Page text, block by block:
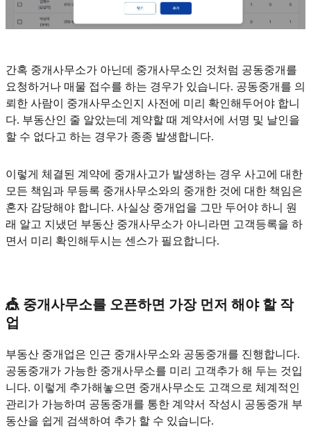
간혹 중개사무소가 아닌데 중개사무소인 것처럼 공동중개를
요청하거나 매물 접수를 하는 경우가 있습니다. 공동중개를 의
뢰한 사람이 중개사무소인지 사전에 미리 확인해두어야 합니
다. 부동산인 줄 알았는데 계약할 때 계약서에 서명 및 날인을
할 수 없다고 하는 경우가 종종 발생합니다.
이렇게 체결된 계약에 중개사고가 발생하는 경우 사고에 대한
모든 책임과 무등록 중개사무소와의 중개한 것에 대한 책임은
혼자 감당해야 합니다. 사실상 중개업을 그만 두어야 하니 원
래 알고 지냈던 부동산 중개사무소가 아니라면 고객등록을 하
면서 미리 확인해두시는 센스가 필요합니다.
🎪 중개사무소를 오픈하면 가장 먼저 해야 할 작
업
부동산 중개업은 인근 중개사무소와 공동중개를 진행합니다.
공동중개가 가능한 중개사무소를 미리 고객추가 해 두는 것입
니다. 이렇게 추가해놓으면 중개사무소도 고객으로 체계적인
관리가 가능하며 공동중개를 통한 계약서 작성시 공동중개 부
동산을 쉽게 검색하여 추가 할 수 있습니다.